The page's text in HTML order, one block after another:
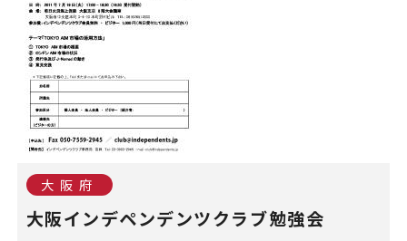
大阪府
大阪インデペンデンツクラブ勉強会